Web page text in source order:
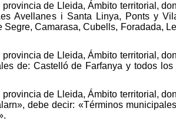
de Lleida, Ámbito territorial,
Avellanes i Santa Linya, Ponts y
Camarasa, Cubells, Foradada,
de Lleida, Ámbito territorial,
de: Castelló de Farfanya y todos
de Lleida, Ámbito territorial,
debe decir: «Términos